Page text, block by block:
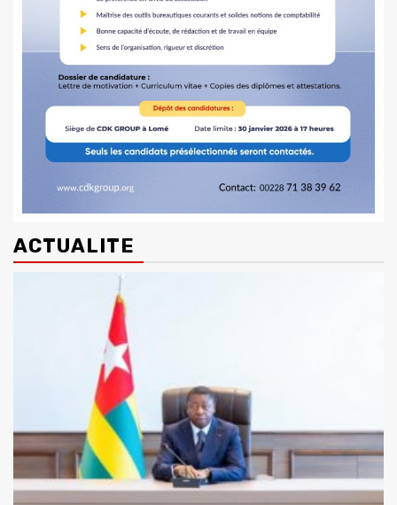
ACTUALITE